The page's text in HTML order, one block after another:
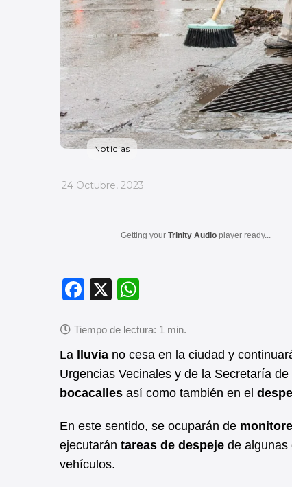
Noticias
_
24 Octubre, 2023
Getting your Trinity Audio player ready...
F
c
e
b
o
o
k
X
at
s
A
p
p
La lluvia no cesa en la ciudad y
Urgencias Vecinales y de la Secretaría
bocacalles así como también en el
En este sentido, se ocuparán de
ejecutarán tareas de despeje de algunas
vehículos.